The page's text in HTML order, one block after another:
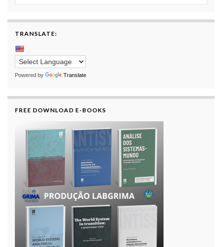
TRANSLATE:
Powered by Translate
FREE DOWNLOAD E-BOOKS